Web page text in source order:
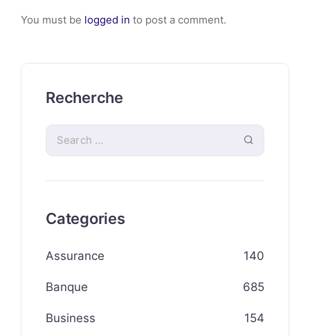
You must be logged in to post a comment.
Recherche
Categories
Assurance 140
Banque 685
Business 154